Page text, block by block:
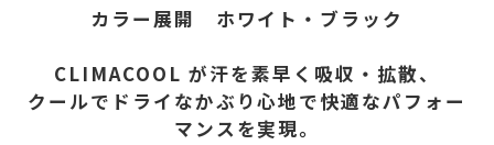
カラー展開 ホワイト・ブラック
CLIMACOOL が汗を素早く吸収・拡散、
クールでドライなかぶり心地で快適なパフォー
マンスを実現。